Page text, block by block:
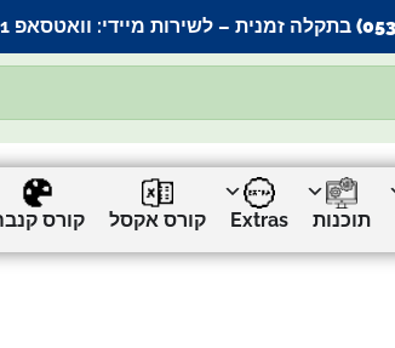
– לשירות מיידי: וואטסאפ 052-2205081
תוכנות Extras קורס אקסל קורס